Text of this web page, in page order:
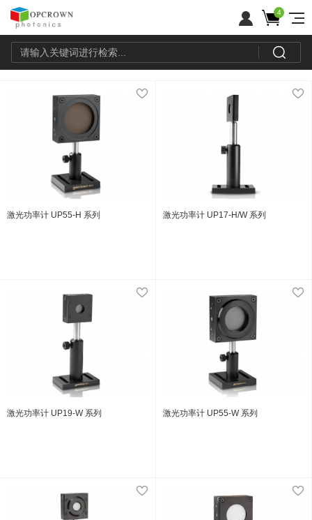
4
激光功率计 UP55-H 系列 激光功率计 UP17-H/W 系列
激光功率计 UP19-W 系列 激光功率计 UP55-W 系列